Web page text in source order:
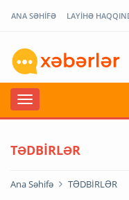
ANA SƏHİFƏ LAYİHƏ
TƏDBİRLƏR
Ana Səhifə TƏDBİRLƏR